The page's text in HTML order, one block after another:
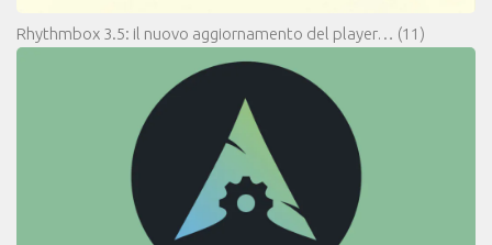
Rhythmbox 3.5: il nuovo aggiornamento del player… (11)